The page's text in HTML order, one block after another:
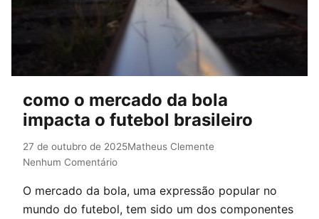
como o mercado da bola
impacta o futebol brasileiro
27 de outubro de 2025Matheus Clemente
Nenhum Comentário
O mercado da bola, uma expressão popular no
mundo do futebol, tem sido um dos componentes